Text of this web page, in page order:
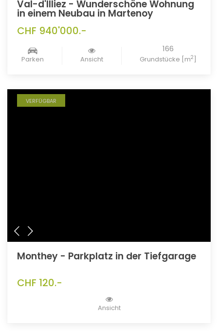
Val-d'Illiez - Wunderschöne Wohnung
in einem Neubau in Martenoy
CHF 940'000.-
Parken Ansicht
166
Grundstücke [m2]
VERFÜGBAR
Monthey - Parkplatz in der Tiefgarage
CHF 120.-
Ansicht